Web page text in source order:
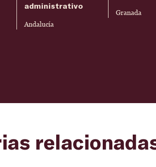
administrativo
Andalucía
Granada